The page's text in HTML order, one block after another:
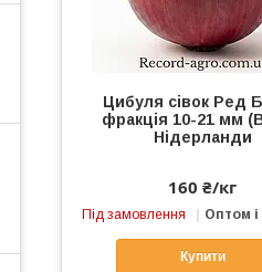
Цибуля сівок Ред
фракція 10-21 мм
Нідерланди
160 ₴/кг
Під замовлення Оптом і
Купити